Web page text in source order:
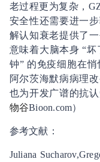
老过程更为复杂，
安全性还需要进一
解认知衰老提供了
意味着大脑本身 “
钟” 的免疫细胞在
阿尔茨海默病病理
也为开发广谱的抗
物谷Bioon.com）
参考文献：
Juliana